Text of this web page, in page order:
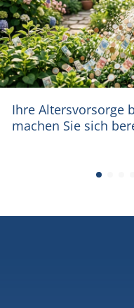
Ihre Altersvorsorge
machen Sie sich